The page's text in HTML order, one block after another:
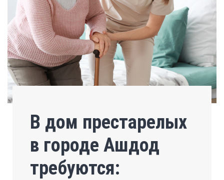
В дом престарелых
в городе Ашдод
требуются: